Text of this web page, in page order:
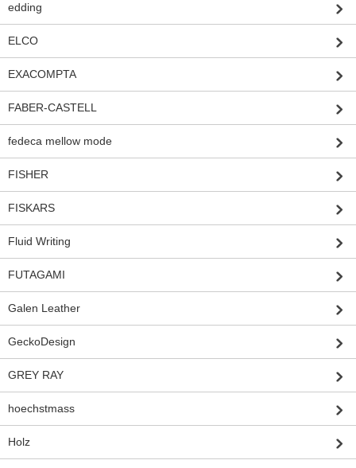
edding
ELCO
EXACOMPTA
FABER-CASTELL
fedeca mellow mode
FISHER
FISKARS
Fluid Writing
FUTAGAMI
Galen Leather
GeckoDesign
GREY RAY
hoechstmass
Holz